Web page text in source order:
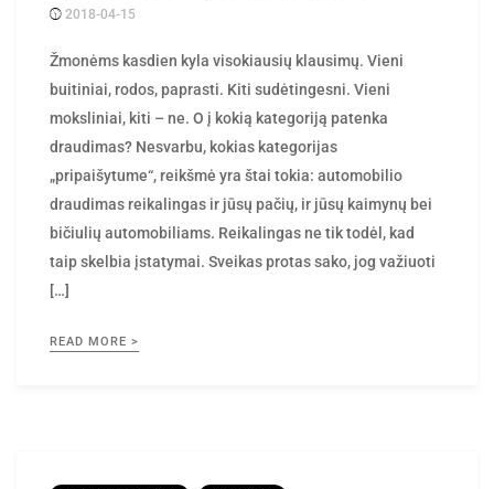
2018-04-15
by
Žmonėms kasdien kyla visokiausių klausimų. Vieni
buitiniai, rodos, paprasti. Kiti sudėtingesni. Vieni
moksliniai, kiti – ne. O į kokią kategoriją patenka
draudimas? Nesvarbu, kokias kategorijas
„pripaišytume“, reikšmė yra štai tokia: automobilio
draudimas reikalingas ir jūsų pačių, ir jūsų kaimynų bei
bičiulių automobiliams. Reikalingas ne tik todėl, kad
taip skelbia įstatymai. Sveikas protas sako, jog važiuoti
[…]
READ MORE >